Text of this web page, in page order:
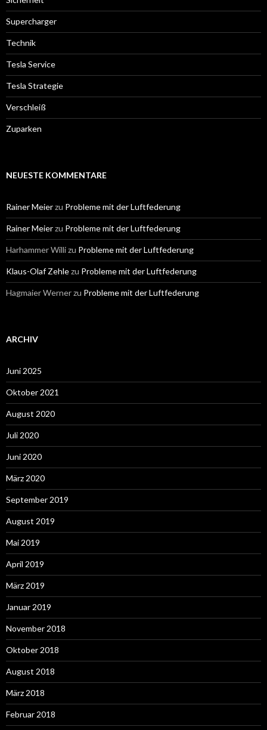
Supercharger
Technik
Tesla Service
Tesla Strategie
Verschleiß
Zuparken
NEUESTE KOMMENTARE
Rainer Meierzu Probleme mit der Luftfederung
Rainer Meierzu Probleme mit der Luftfederung
Harhammer Willizu Probleme mit der Luftfederung
Klaus-Olaf Zehlezu Probleme mit der Luftfederung
Hagmaier Wernerzu Probleme mit der Luftfederung
ARCHIV
Juni 2025
Oktober 2021
August 2020
Juli 2020
Juni 2020
März 2020
September 2019
August 2019
Mai 2019
April 2019
März 2019
Januar 2019
November 2018
Oktober 2018
August 2018
März 2018
Februar 2018